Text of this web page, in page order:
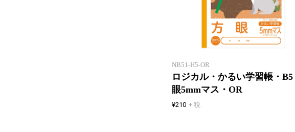
NB51-H5-OR
ロジカル・かるい学習帳・
眼5mmマス・OR
¥210 + 税